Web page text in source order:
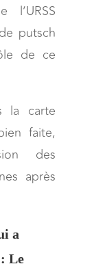
l’URSS
putsch
de ce
la carte
faite,
des
après
a
Le